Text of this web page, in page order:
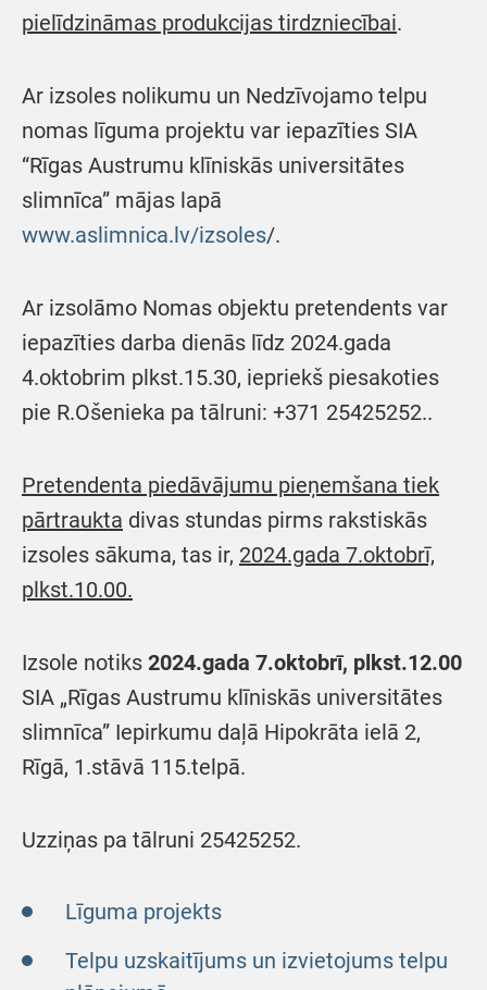
pielīdzināmas produkcijas tirdzniecībai.
Ar izsoles nolikumu un Nedzīvojamo telpu
nomas līguma projektu var iepazīties SIA
“Rīgas Austrumu klīniskās universitātes
slimnīca” mājas lapā
www.aslimnica.lv/izsoles/.
Ar izsolāmo Nomas objektu pretendents var
iepazīties darba dienās līdz 2024.gada
4.oktobrim plkst.15.30, iepriekš piesakoties
pie R.Ošenieka pa tālruni: +371 25425252..
Pretendenta piedāvājumu pieņemšana tiek
pārtraukta divas stundas pirms rakstiskās
izsoles sākuma, tas ir, 2024.gada 7.oktobrī,
plkst.10.00.
Izsole notiks 2024.gada 7.oktobrī, plkst.12.00
SIA „Rīgas Austrumu klīniskās universitātes
slimnīca” Iepirkumu daļā Hipokrāta ielā 2,
Rīgā, 1.stāvā 115.telpā.
Uzziņas pa tālruni 25425252.
Līguma projekts
Telpu uzskaitījums un izvietojums telpu